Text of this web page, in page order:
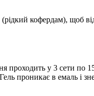
кофердам), щоб
проходить у 3 сети
проникає в емаль і